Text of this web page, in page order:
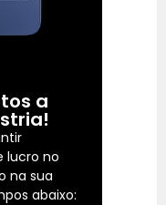
a
lucro no
na sua
abaixo: